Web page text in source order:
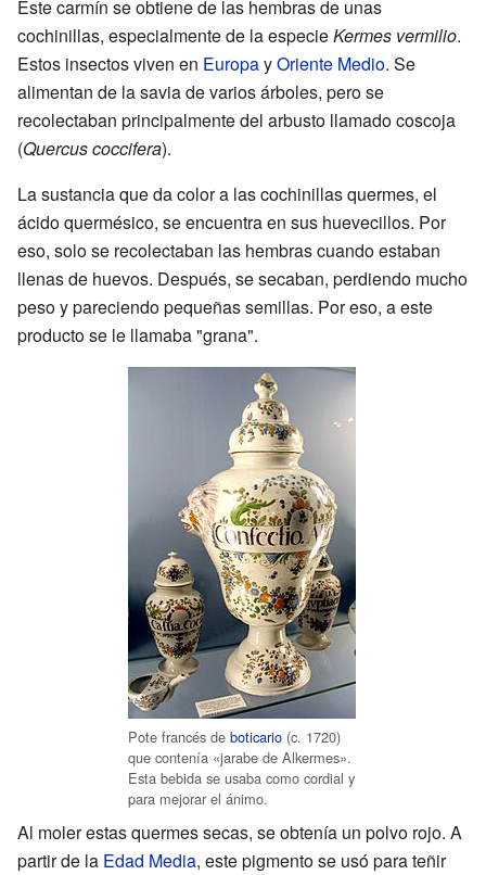
Este carmín se obtiene de las hembras de unas
cochinillas, especialmente de la especieKermes vermilio.
Estos insectos viven en EuropayOriente Medio. Se
alimentan de la savia de varios árboles, pero se
recolectaban principalmente del arbusto llamado coscoja
(Quercus coccifera).
La sustancia que da color a las cochinillas quermes, el
ácido quermésico, se encuentra en sus huevecillos. Por
eso, solo se recolectaban las hembras cuando estaban
llenas de huevos. Después, se secaban, perdiendo mucho
peso y pareciendo pequeñas semillas. Por eso, a este
producto se le llamaba "grana".
Pote francés de boticario (c. 1720)
que contenía «jarabe de Alkermes».
Esta bebida se usaba como cordial y
para mejorar el ánimo.
Al moler estas quermes secas, se obtenía un polvo rojo. A
partir de la Edad Media, este pigmento se usó para teñir